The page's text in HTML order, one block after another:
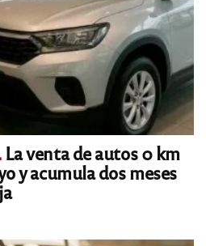
La venta de autos 0 km
y acumula dos meses